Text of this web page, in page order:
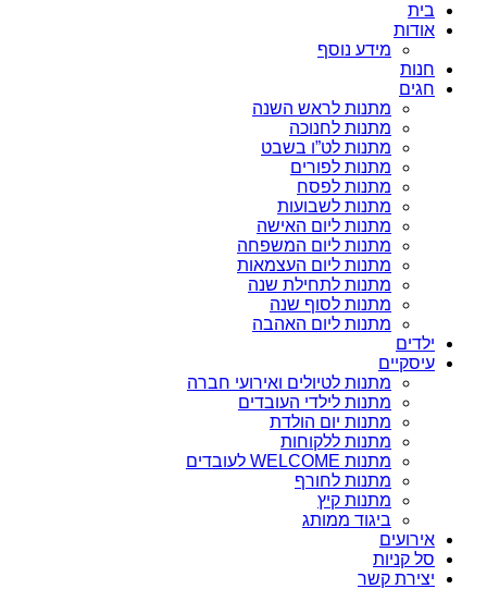
בית
אודות
מידע נוסף
חנות
חגים
מתנות לראש השנה
מתנות לחנוכה
מתנות לט”ו בשבט
מתנות לפורים
מתנות לפסח
מתנות לשבועות
מתנות ליום האישה
מתנות ליום המשפחה
מתנות ליום העצמאות
מתנות לתחילת שנה
מתנות לסוף שנה
מתנות ליום האהבה
ילדים
עיסקיים
מתנות לטיולים ואירועי חברה
מתנות לילדי העובדים
מתנות יום הולדת
מתנות ללקוחות
מתנות WELCOME לעובדים
מתנות לחורף
מתנות קיץ
ביגוד ממותג
אירועים
סל קניות
יצירת קשר